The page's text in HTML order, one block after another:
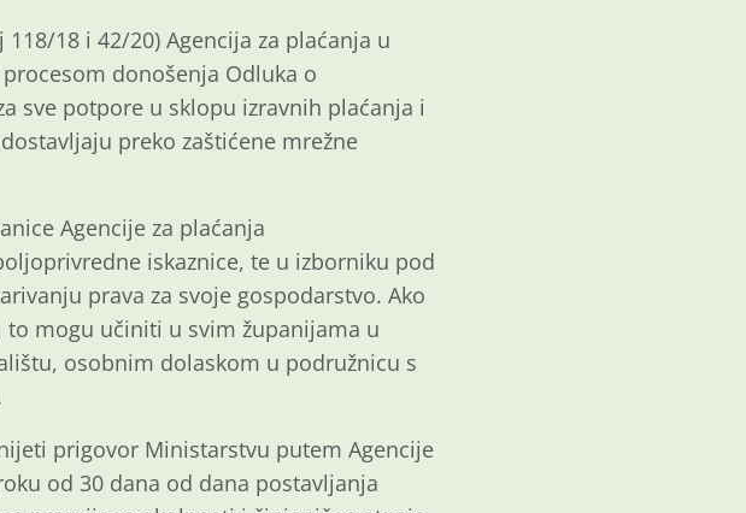
18 i 42/20) Agencija za plaćanja u
donošenja Odluka o
sve potpore u sklopu izravnih plaćanja i
preko zaštićene mrežne
Agencije za plaćanja
iskaznice, te u izborniku pod
prava za svoje gospodarstvo. Ako
mogu učiniti u svim županijama u
osobnim dolaskom u podružnicu s
prigovor Ministarstvu putem Agencije
od 30 dana od dana postavljanja